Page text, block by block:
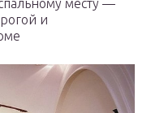
месту —
и